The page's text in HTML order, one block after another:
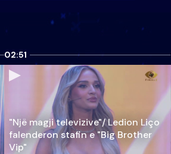
02:51
"Një magji televizive"/ Ledion Liço
falenderon stafin e "Big Brother
Vip"